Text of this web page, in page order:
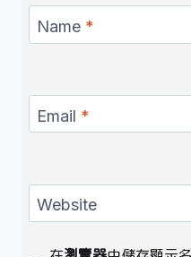
Name *
Email *
Website